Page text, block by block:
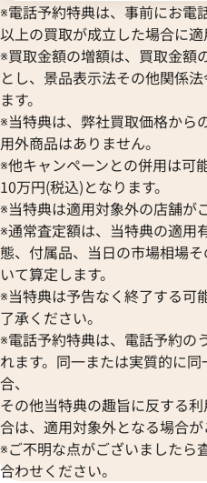
※電話予約特典は、事前にお電
以上の買取が成立した場合に適
※買取金額の増額は、買取金額
とし、景品表示法その他関係
ます。
※当特典は、弊社買取価格から
用外商品はありません。
※他キャンペーンとの併用は可
10万円(税込)となります。
※当特典は適用対象外の店舗が
※通常査定額は、当特典の適用
態、付属品、当日の市場相場
いて算定します。
※当特典は予告なく終了する可
了承ください。
※電話予約特典は、電話予約の
れます。同一または実質的に
合、
その他当特典の趣旨に反する
合は、適用対象外となる場合が
※ご不明な点がございましたら
合わせください。